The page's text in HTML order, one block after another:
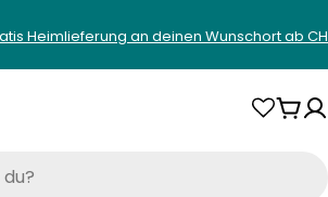
Heimlieferung an deinen Wunschort ab